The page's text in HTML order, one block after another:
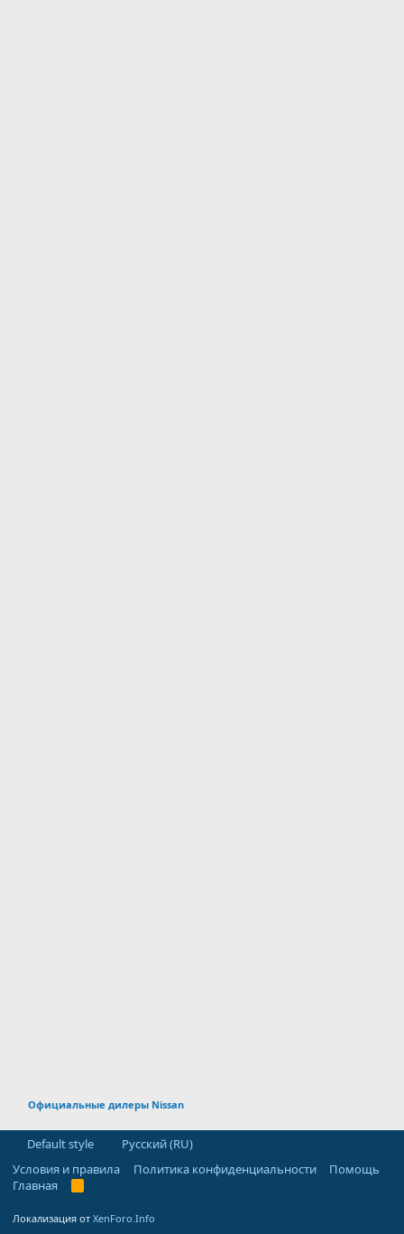
Официальные дилеры Nissan
Default style
Русский (RU)
Условия и правила
Политика конфиденциальности
Помощь
Главная
R
Локализация от XenForo.Info